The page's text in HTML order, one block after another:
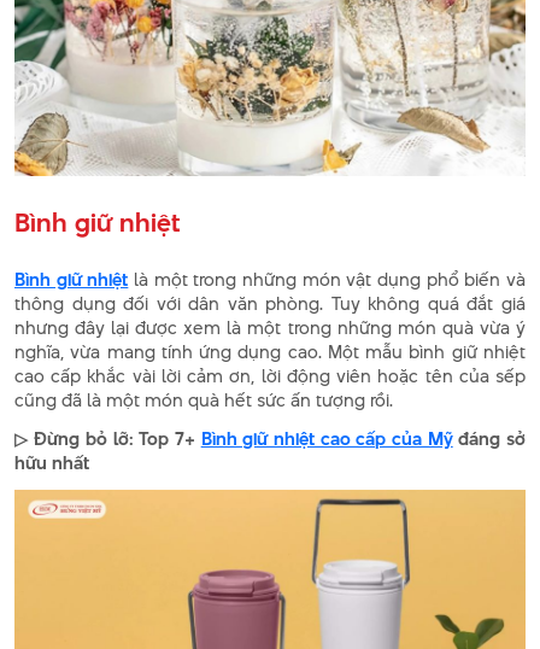
Bình giữ nhiệt
Bình giữ nhiệt là một trong những món vật dụng phổ biến và
thông dụng đối với dân văn phòng. Tuy không quá đắt giá
nhưng đây lại được xem là một trong những món quà vừa ý
nghĩa, vừa mang tính ứng dụng cao. Một mẫu bình giữ nhiệt
cao cấp khắc vài lời cảm ơn, lời động viên hoặc tên của sếp
cũng đã là một món quà hết sức ấn tượng rồi.
▷ Đừng bỏ lỡ: Top 7+ Bình giữ nhiệt cao cấp của Mỹđáng sở
hữu nhất